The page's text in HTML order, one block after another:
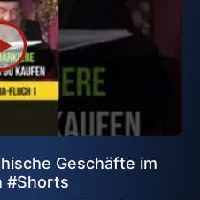
Geschäfte im
#Shorts